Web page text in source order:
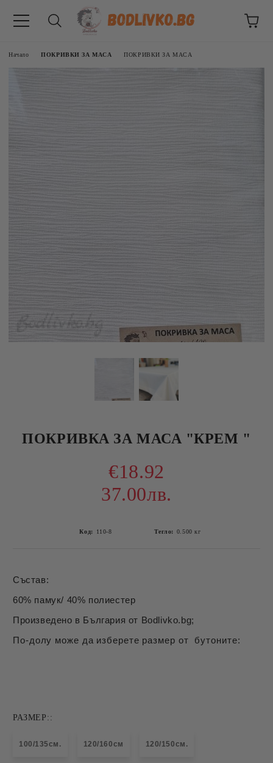
Начало ПОКРИВКИ ЗА МАСА ПОКРИВКИ ЗА МАСА
ПОКРИВКА ЗА МАСА "КРЕМ "
€18.92
37.00лв.
Код: 110-8 Тегло: 0.500 кг
Състав:
60% памук/ 40% полиестер
Произведено в България от Bodlivko.bg;
По-долу може да изберете размер от бутоните:
РАЗМЕР::
100/135см. 120/160см 120/150см.